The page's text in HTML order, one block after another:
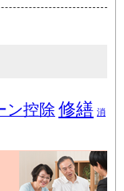
ン控除 修繕 消